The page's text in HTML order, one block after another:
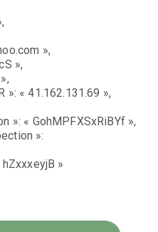
»,
»,
»: « 41.162.131.69 »,
»: « GohMPFXSxRiBYf »,
»:
»